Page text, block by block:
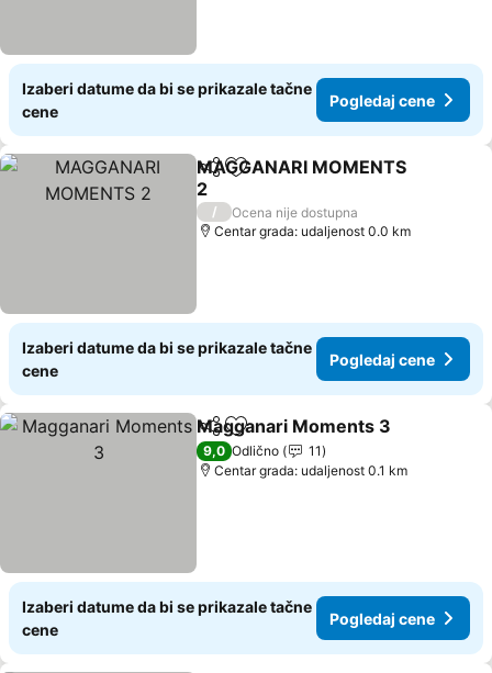
Izaberi datume da bi se prikazale tačne
cene
Pogledaj cene
Deli Dodati u favorite
MAGGANARI MOMENTS
2
/
Ocena nije dostupna
Centar grada: udaljenost 0.0 km
Izaberi datume da bi se prikazale tačne
cene
Pogledaj cene
Deli Dodati u favorite
Magganari Moments 3
9,0 Odlično
11
Centar grada: udaljenost 0.1 km
Izaberi datume da bi se prikazale tačne
cene
Pogledaj cene